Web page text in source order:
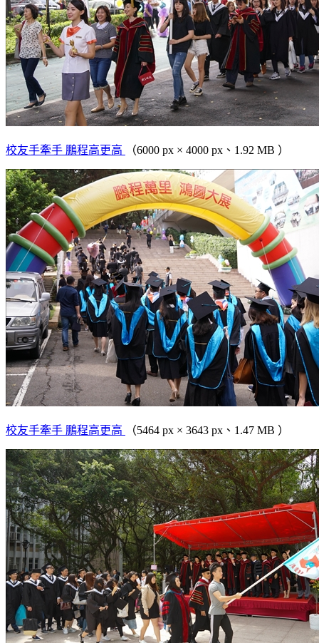
校友手牽手 鵬程高更高 （6000 px × 4000 px、1.92 MB ）
校友手牽手 鵬程高更高 （5464 px × 3643 px、1.47 MB ）